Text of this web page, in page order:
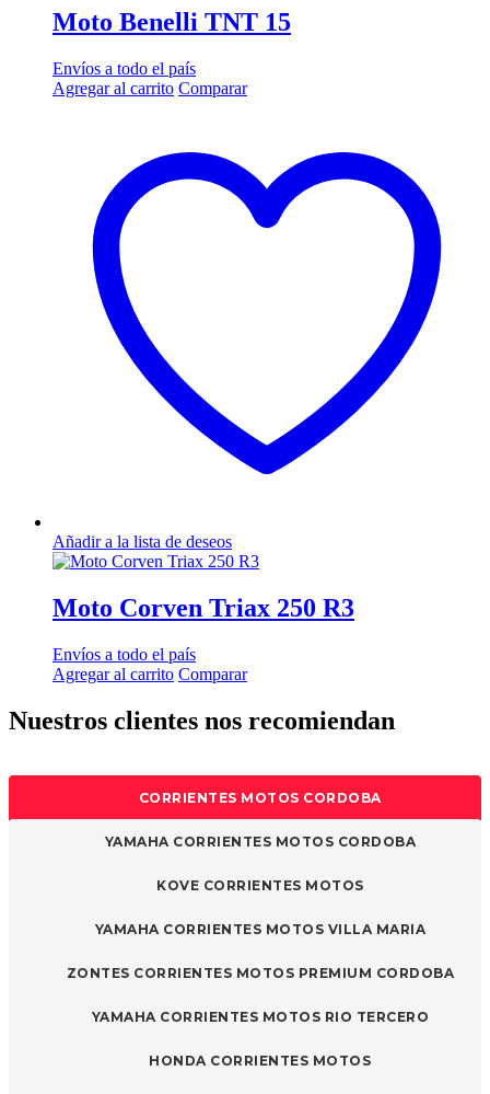
Moto Benelli TNT 15
Envíos a todo el país
Agregar al carrito Comparar
Añadir a la lista de deseos
Moto Corven Triax 250 R3
Envíos a todo el país
Agregar al carrito Comparar
Nuestros clientes nos recomiendan
CORRIENTES MOTOS CORDOBA
YAMAHA CORRIENTES MOTOS CORDOBA
KOVE CORRIENTES MOTOS
YAMAHA CORRIENTES MOTOS VILLA MARIA
ZONTES CORRIENTES MOTOS PREMIUM CORDOBA
YAMAHA CORRIENTES MOTOS RIO TERCERO
HONDA CORRIENTES MOTOS